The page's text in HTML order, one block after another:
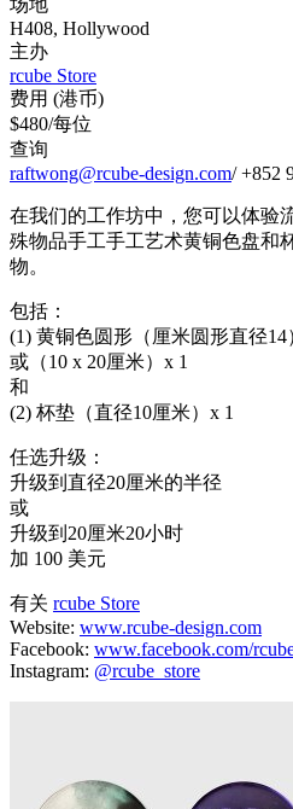
场地
H408, Hollywood
主办
rcube Store
费用 (港币)
$480/每位
查询
raftwong@rcube-design.com/ +852
在我们的工作坊中，您可以体验
殊物品手工手工艺术黄铜色盘和
物。
包括：
(1) 黄铜色圆形（厘米圆形直径14
或（10 x 20厘米）x 1
和
(2) 杯垫（直径10厘米）x 1
任选升级：
升级到直径20厘米的半径
或
升级到20厘米20小时
加 100 美元
有关 rcube Store
Website: www.rcube-design.com
Facebook: www.facebook.com/
Instagram: @rcube_store